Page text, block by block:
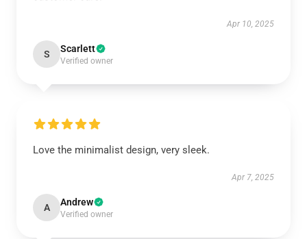
Apr 10, 2025
S Scarlett
Verified owner
Love the minimalist design, very sleek.
Apr 7, 2025
A Andrew
Verified owner